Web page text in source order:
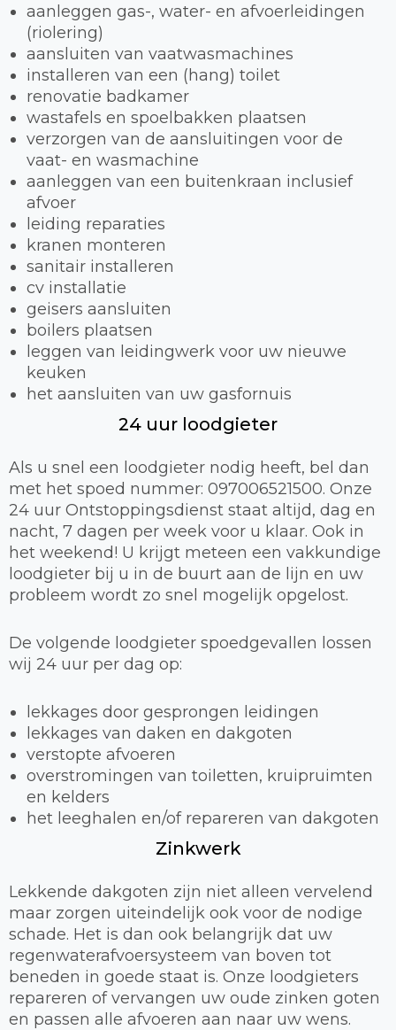
aanleggen gas-, water- en afvoerleidingen
(riolering)
aansluiten van vaatwasmachines
installeren van een (hang) toilet
renovatie badkamer
wastafels en spoelbakken plaatsen
verzorgen van de aansluitingen voor de
vaat- en wasmachine
aanleggen van een buitenkraan inclusief
afvoer
leiding reparaties
kranen monteren
sanitair installeren
cv installatie
geisers aansluiten
boilers plaatsen
leggen van leidingwerk voor uw nieuwe
keuken
het aansluiten van uw gasfornuis
24 uur loodgieter
Als u snel een loodgieter nodig heeft, bel dan
met het spoed nummer: 097006521500. Onze
24 uur Ontstoppingsdienst staat altijd, dag en
nacht, 7 dagen per week voor u klaar. Ook in
het weekend! U krijgt meteen een vakkundige
loodgieter bij u in de buurt aan de lijn en uw
probleem wordt zo snel mogelijk opgelost.
De volgende loodgieter spoedgevallen lossen
wij 24 uur per dag op:
lekkages door gesprongen leidingen
lekkages van daken en dakgoten
verstopte afvoeren
overstromingen van toiletten, kruipruimten
en kelders
het leeghalen en/of repareren van dakgoten
Zinkwerk
Lekkende dakgoten zijn niet alleen vervelend
maar zorgen uiteindelijk ook voor de nodige
schade. Het is dan ook belangrijk dat uw
regenwaterafvoersysteem van boven tot
beneden in goede staat is. Onze loodgieters
repareren of vervangen uw oude zinken goten
en passen alle afvoeren aan naar uw wens.